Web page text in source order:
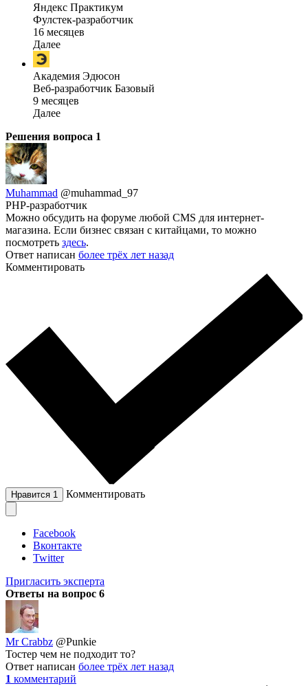
Яндекс Практикум
Фулстек-разработчик
16 месяцев
Далее
Академия Эдюсон
Веб-разработчик Базовый
9 месяцев
Далее
Решения вопроса 1
Muhammad @muhammad_97
PHP-разработчик
Можно обсудить на форуме любой CMS для интернет-
магазина. Если бизнес связан с китайцами, то можно
посмотреть здесь.
Ответ написан более трёх лет назад
Комментировать
Нравится 1 Комментировать
Facebook
Вконтакте
Twitter
Пригласить эксперта
Ответы на вопрос 6
Mr Crabbz @Punkie
Тостер чем не подходит то?
Ответ написан более трёх лет назад
1 комментарий